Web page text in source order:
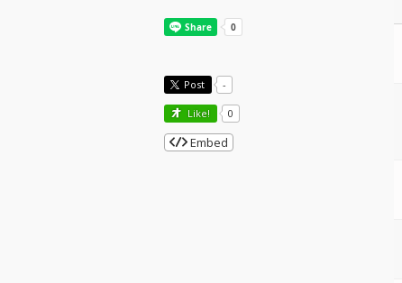
Post -
Like! 0
Embed